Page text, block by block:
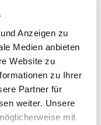
Anzeigen zu
Medien anbieten
Website zu
zu Ihrer
Partner für
weiter. Unsere
mit